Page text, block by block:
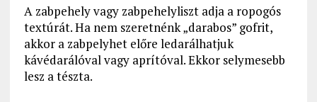
A zabpehely vagy zabpehelyliszt adja a ropogós
textúrát. Ha nem szeretnénk „darabos” gofrit,
akkor a zabpelyhet előre ledarálhatjuk
kávédarálóval vagy aprítóval. Ekkor selymesebb
lesz a tészta.